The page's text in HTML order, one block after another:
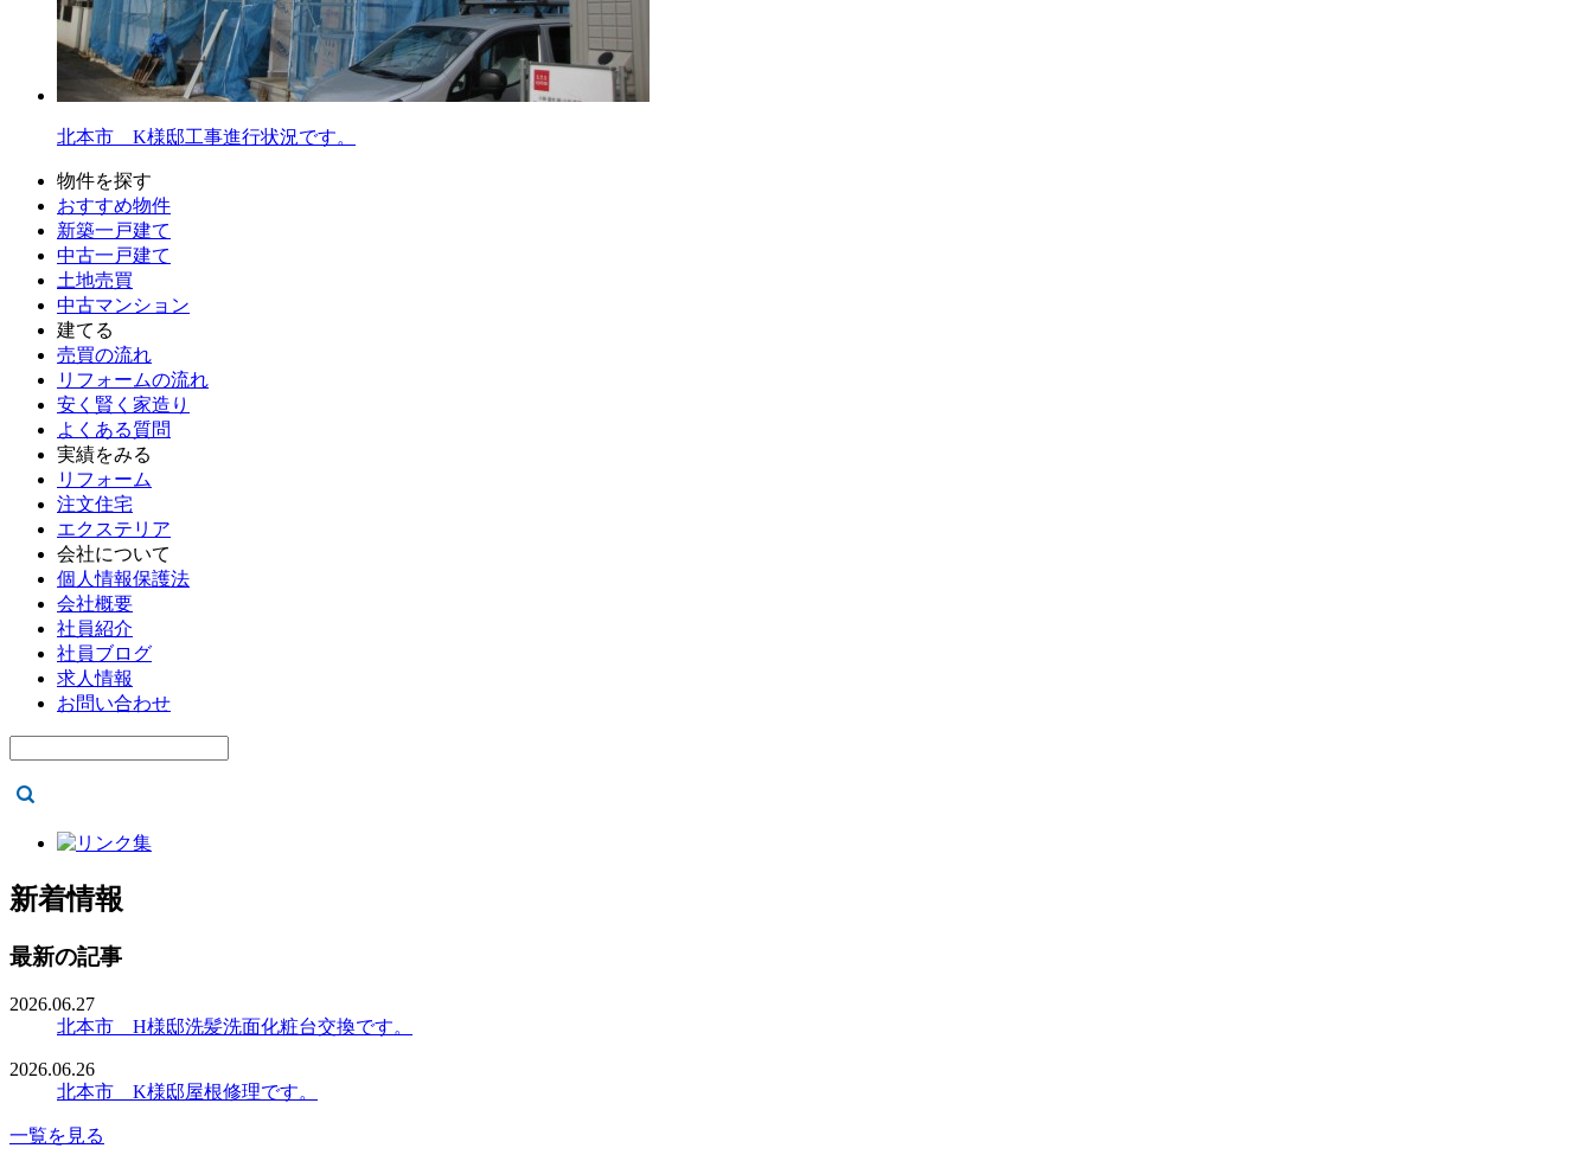
北本市 K様邸工事進行状況です。
物件を探す
おすすめ物件
新築一戸建て
中古一戸建て
土地売買
中古マンション
建てる
売買の流れ
リフォームの流れ
安く賢く家造り
よくある質問
実績をみる
リフォーム
注文住宅
エクステリア
会社について
個人情報保護法
会社概要
社員紹介
社員ブログ
求人情報
お問い合わせ
新着情報
最新の記事
2026.06.27
北本市 H様邸洗髪洗面化粧台交換です。
2026.06.26
北本市 K様邸屋根修理です。
一覧を見る